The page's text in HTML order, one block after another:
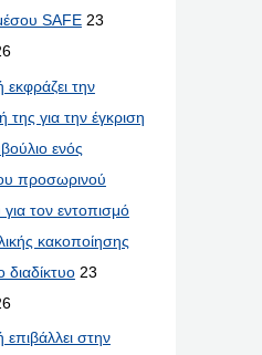
SAFE 23
την
της για την έγκριση
ενός
προσωρινού
τον εντοπισμό
κακοποίησης
διαδίκτυο 23
στην